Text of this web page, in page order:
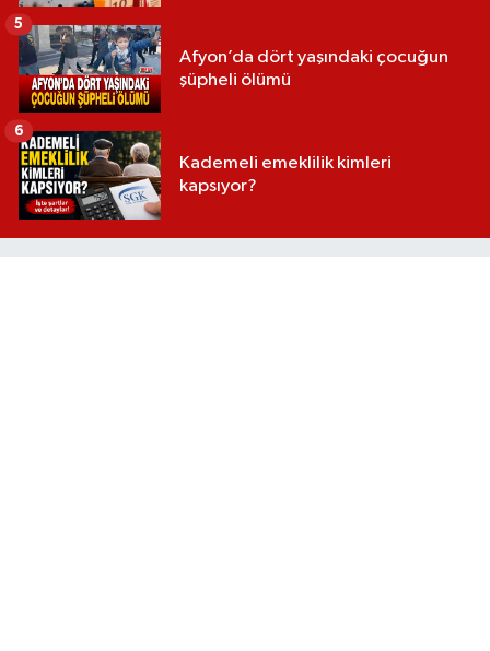
Afyon’da dört yaşındaki çocuğun
şüpheli ölümü
5
Kademeli emeklilik kimleri
kapsıyor?
6